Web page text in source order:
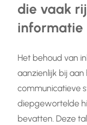
die vaak
informatie
Het behoud van
aanzienlijk bij
communicatieve
diepgewortelde
bevatten. Deze